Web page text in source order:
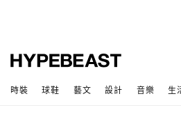
時裝 球鞋 藝文 設計 音樂 生